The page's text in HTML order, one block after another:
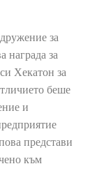
за
награда за
Хекатон за
беше
и
представи
към